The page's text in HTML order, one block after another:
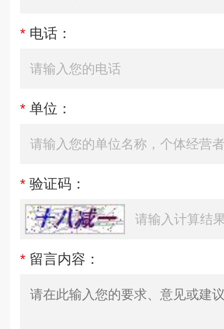
* 电话：
* 单位：
* 验证码：
* 留言内容：